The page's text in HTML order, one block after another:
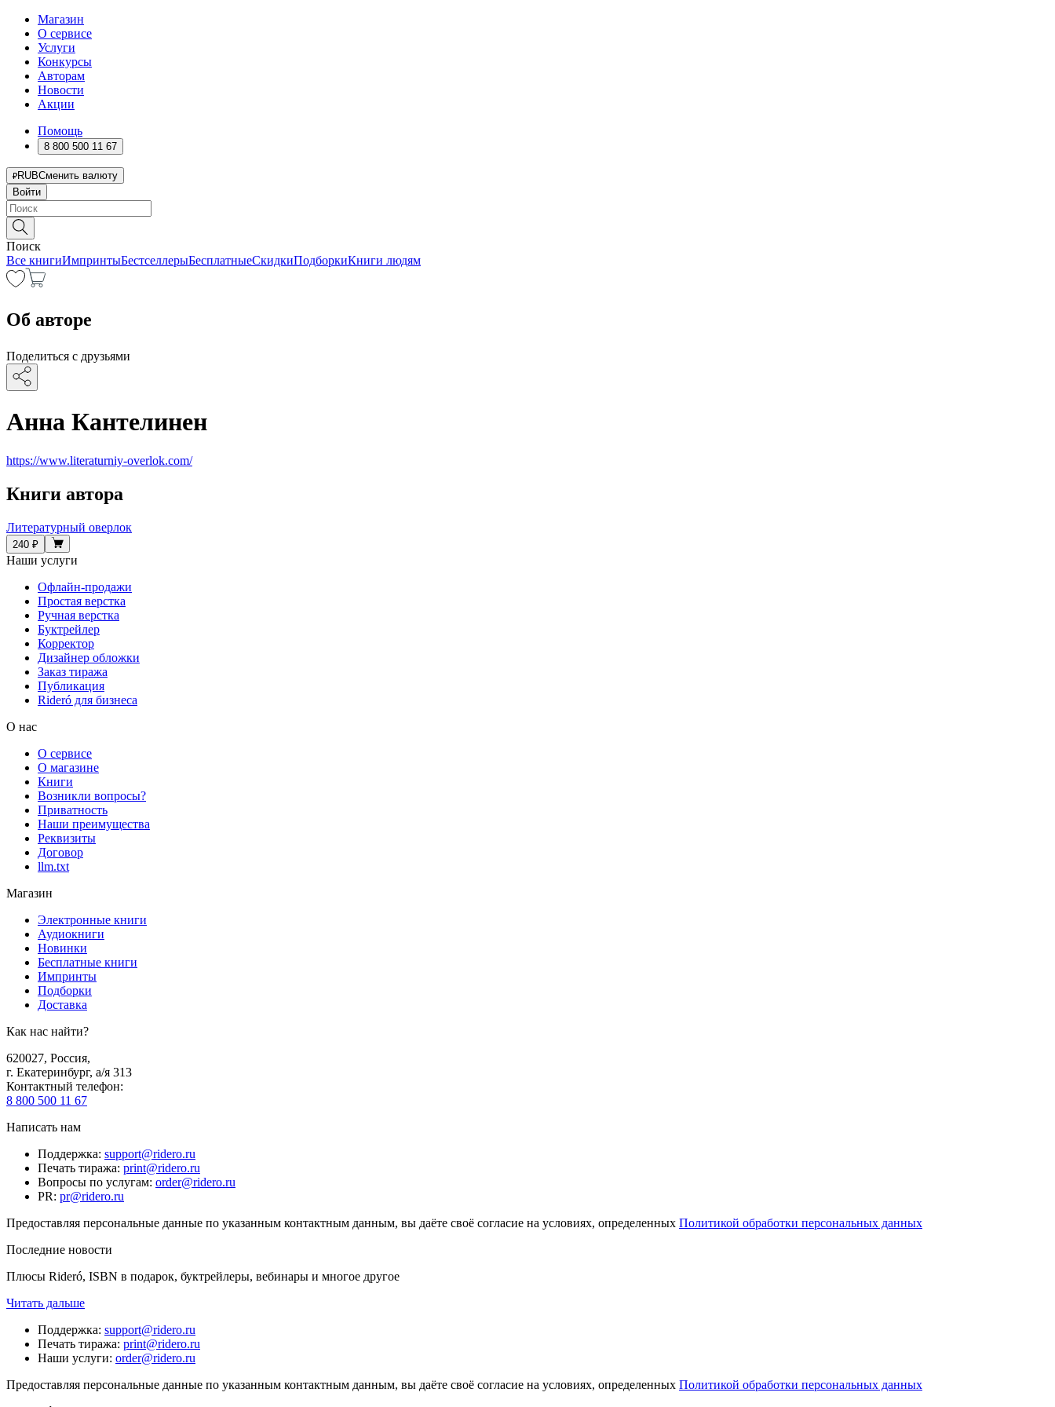
Магазин
О сервисе
Услуги
Конкурсы
Авторам
Новости
Акции
Помощь
8 800 500 11 67
RUBСменить валюту
Войти
Поиск
Все книгиИмпринтыБестселлерыБесплатныеСкидкиПодборкиКниги людям
Об авторе
Поделиться с друзьями
Анна Кантелинен
https://www.literaturniy-overlok.com/
Книги автора
Литературный оверлок
240 ₽
Наши услуги
Офлайн-продажи
Простая верстка
Ручная верстка
Буктрейлер
Корректор
Дизайнер обложки
Заказ тиража
Публикация
Rideró для бизнеса
О нас
О сервисе
О магазине
Книги
Возникли вопросы?
Приватность
Наши преимущества
Реквизиты
Договор
llm.txt
Магазин
Электронные книги
Аудиокниги
Новинки
Бесплатные книги
Импринты
Подборки
Доставка
Как нас найти?
620027, Россия,
г. Екатеринбург, а/я 313
Контактный телефон:
8 800 500 11 67
Написать нам
Поддержка: support@ridero.ru
Печать тиража: print@ridero.ru
Вопросы по услугам: order@ridero.ru
PR: pr@ridero.ru
Предоставляя персональные данные по указанным контактным данным, вы даёте своё согласие на условиях, определенных Политикой обработки персональных данных
Последние новости
Плюсы Rideró, ISBN в подарок, буктрейлеры, вебинары и многое другое
Читать дальше
Поддержка: support@ridero.ru
Печать тиража: print@ridero.ru
Наши услуги: order@ridero.ru
Предоставляя персональные данные по указанным контактным данным, вы даёте своё согласие на условиях, определенных Политикой обработки персональных данных